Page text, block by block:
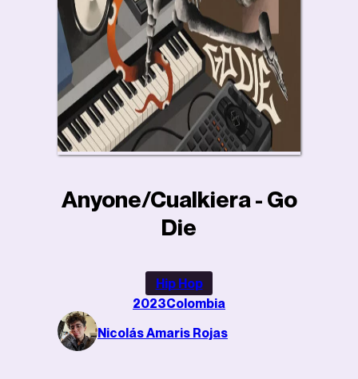
Nicolás Amaris Rojas
Anyone/Cualkiera - Go
Die
Hip Hop
2023Colombia